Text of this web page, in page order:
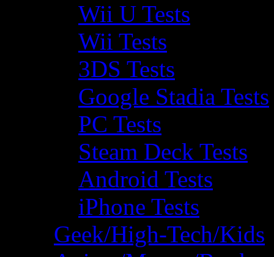
Wii U Tests
Wii Tests
3DS Tests
Google Stadia Tests
PC Tests
Steam Deck Tests
Android Tests
iPhone Tests
Geek/High-Tech/Kids